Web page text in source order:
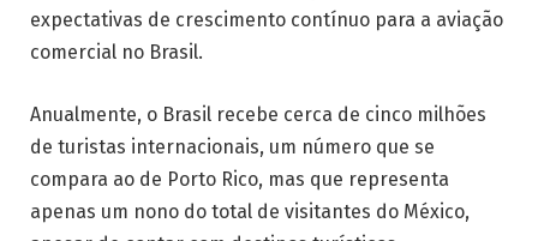
expectativas de crescimento contínuo para a aviação
comercial no Brasil.
Anualmente, o Brasil recebe cerca de cinco milhões
de turistas internacionais, um número que se
compara ao de Porto Rico, mas que representa
apenas um nono do total de visitantes do México,